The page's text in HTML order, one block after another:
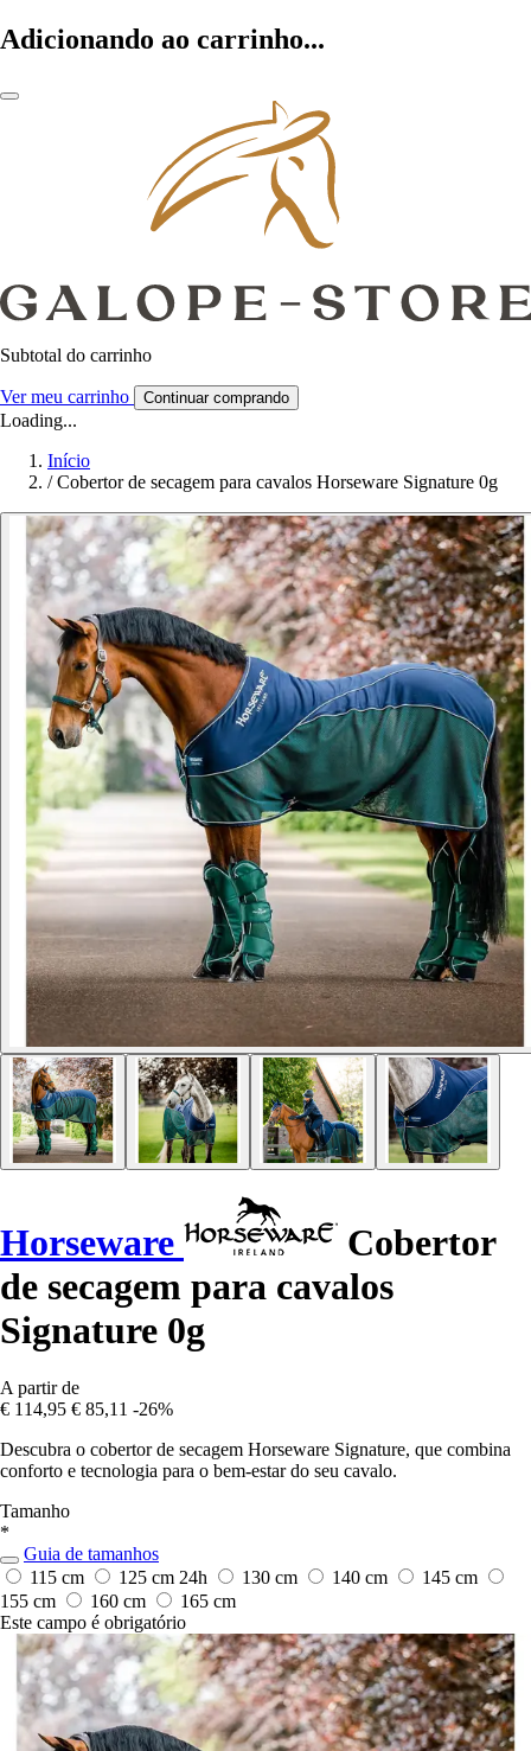
Adicionando ao carrinho...
Subtotal do carrinho
Ver meu carrinho Continuar comprando
Loading...
Início
/ Cobertor de secagem para cavalos Horseware Signature 0g
Horseware
Cobertor
de secagem para cavalos
Signature 0g
A partir de
€ 114,95 € 85,11 -26%
Descubra o cobertor de secagem Horseware Signature, que combina
conforto e tecnologia para o bem-estar do seu cavalo.
Tamanho
*
Guia de tamanhos
115 cm
125 cm 24h 130 cm 140 cm
145 cm
155 cm
160 cm
165 cm
Este campo é obrigatório